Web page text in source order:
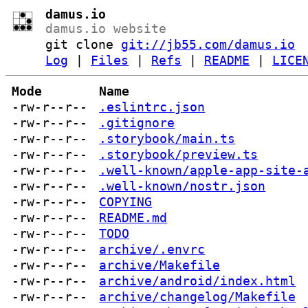
damus.io
damus.io website
git clone git://jb55.com/damus.io
Log
Files Refs README
Mode Name
-rw-r--r--
.eslintrc.json
-rw-r--r--
.gitignore
-rw-r--r--
.storybook/main.ts
-rw-r--r--
.storybook/preview.ts
-rw-r--r--
.well-known/apple-app-site-
-rw-r--r--
.well-known/nostr.json
-rw-r--r--
COPYING
-rw-r--r--
README.md
-rw-r--r--
TODO
-rw-r--r--
archive/.envrc
-rw-r--r--
archive/Makefile
-rw-r--r--
archive/android/index.html
-rw-r--r--
archive/changelog/Makefile